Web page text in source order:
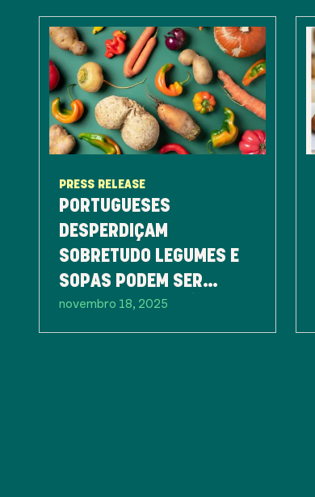
PRESS RELEASE
PORTUGUESES
DESPERDIÇAM
SOBRETUDO LEGUMES E
SOPAS PODEM SER
PARTE DA SOLUÇÃO
novembro 18, 2025